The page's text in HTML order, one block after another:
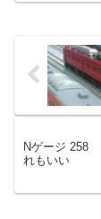
Nゲージ 258
れもいい